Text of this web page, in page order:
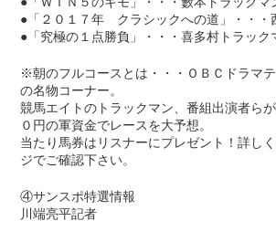
●「２０１７年 クラシックへの道」・・・
●「究極の１点勝負」・・・喜多村トラック
※朝のフルコースとは・・・ＯＢＣドラマ
の名物コーナー。
競馬エイトのトラックマン、番組出演者ら
０円の軍資金でレースを大予想。
当たり馬券はリスナーにプレゼント！詳し
ジでご確認下さい。
④サンスポ特選情報
川端亮平記者